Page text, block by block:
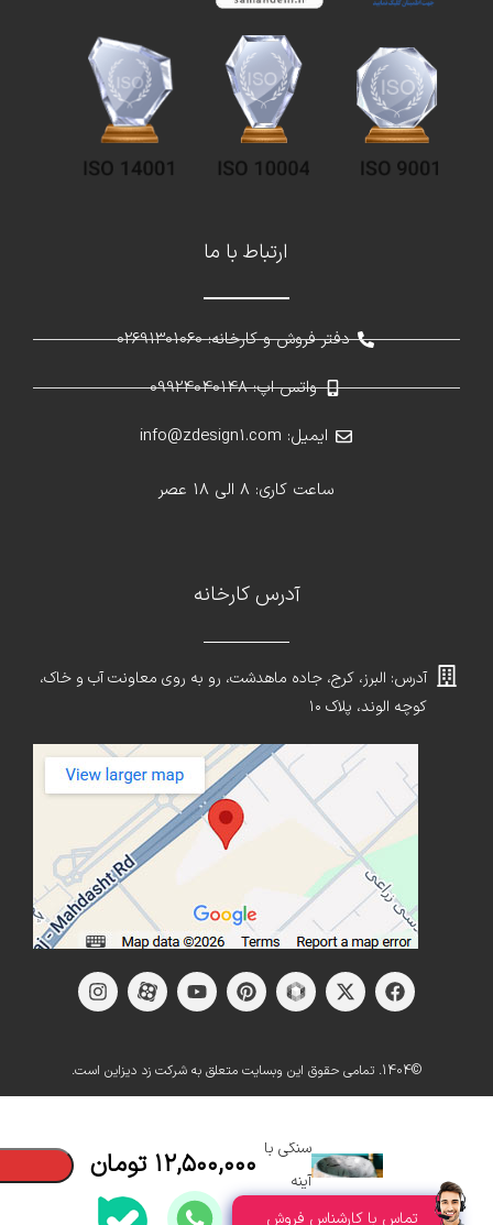
ارتباط با ما
دفتر فروش و کارخانه: 02691301060
واتس اپ: 09924040148
ایمیل: info@zdesign1.com
ساعت کاری: 8 الی 18 عصر
آدرس کارخانه
آدرس: البرز، کرج، جاده ماهدشت، رو به روی معاونت آب و خاک،
کوچه الوند، پلاک ۱۰
©1404. تمامی حقوق این وبسایت متعلق به شرکت زد دیزاین است.
سنگی با
آینه
۱۲,۵۰۰,۰۰۰ تومان
تماس با کارشناس فروش